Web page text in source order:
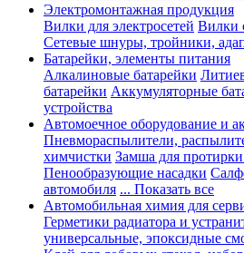
Электромонтажная продукция
Вилки для электросетей Вилки
Сетевые шнуры, тройники,
Батарейки, элементы питания
Алкалиновые батарейки
батарейки Аккумуляторные
устройства
Автомоечное оборудование и
Пневмораспылители,
химчистки Замша для
Пенообразующие насадки
автомобиля ... Показать все
Автомобильная химия для
Герметики радиатора и
универсальные, эпоксидные